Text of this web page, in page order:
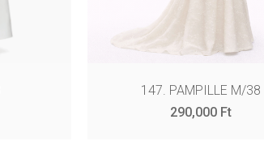
147. PAMPILLE M/38
290,000 Ft